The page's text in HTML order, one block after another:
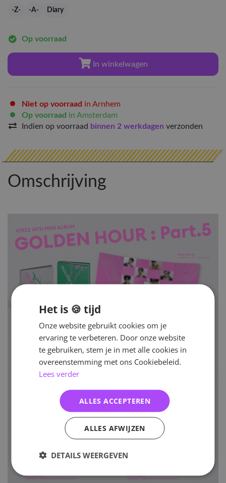
-Z- -A- Diary
Op voorraad
In winkelwagen
Niet op voorraad in Arnhem
Op voorraad in Amsterdam
Indien op voorraad binnen 2 werkdagen verzonden
Omschrijving
Het is 🍪 tijd
Onze website gebruikt cookies om je
ervaring te verbeteren. Door onze website
te gebruiken, stem je in met alle cookies in
overeenstemming met ons Cookiebeleid.
Lees verder
ALLES ACCEPTEREN
ALLES AFWIJZEN
DETAILS WEERGEVEN